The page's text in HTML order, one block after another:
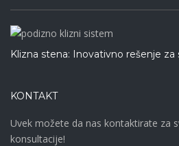
Klizna stena: Inovativno rešenje
KONTAKT
Uvek možete da nas kontaktirate za
konsultacije!